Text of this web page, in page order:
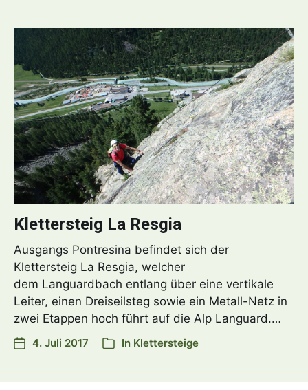
Klettersteig La Resgia
Ausgangs Pontresina befindet sich der
Klettersteig La Resgia, welcher
dem Languardbach entlang über eine vertikale
Leiter, einen Dreiseilsteg sowie ein Metall-Netz in
zwei Etappen hoch führt auf die Alp Languard.…
4. Juli 2017 In Klettersteige